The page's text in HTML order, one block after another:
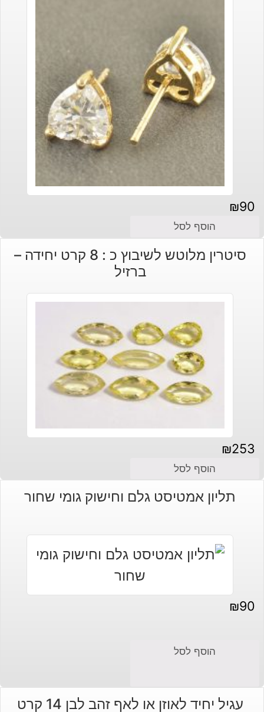
₪90
הוסף לסל
סיטרין מלוטש לשיבוץ כ : 8 קרט יחידה –
ברזיל
₪253
הוסף לסל
תליון אמטיסט גלם וחישוק גומי שחור
₪90
הוסף לסל
עגיל יחיד לאוזן או לאף זהב לבן 14 קרט